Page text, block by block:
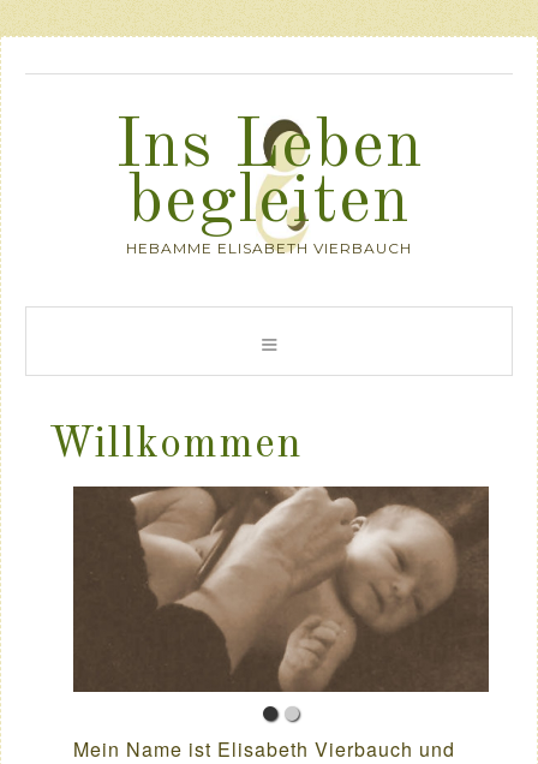
Ins Leben
begleiten
HEBAMME ELISABETH VIERBAUCH
Willkommen
Mein Name ist Elisabeth Vierbauch und